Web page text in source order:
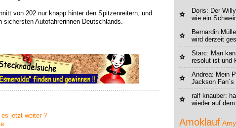
von 202 nur knapp hinter den Spitzenreitern, und
Autofahrerinnen Deutschlands.
jetzt weiter ?
Doris: Der
wie ein
Bernardin
wird derzeit
Starc: Man
resolut ist und
Andrea: Mein
Jackson Fan`s
ralf knauber:
wieder auf
Amoklauf